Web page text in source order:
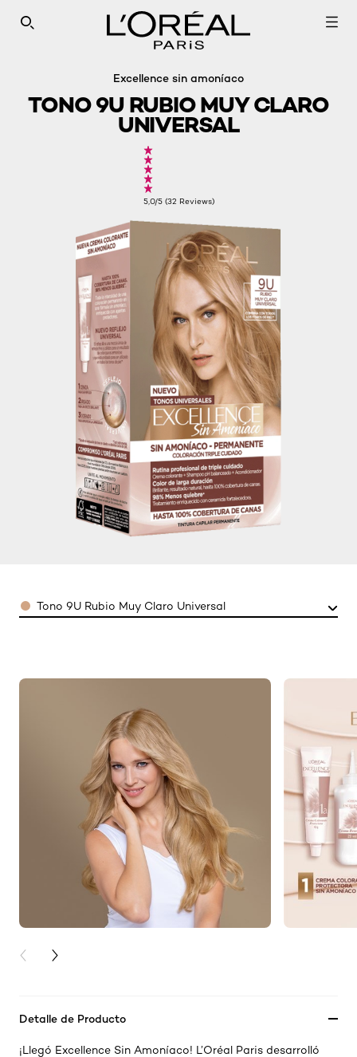
SEARCH THIS SITE
Excellence sin amoníaco
TONO 9U RUBIO MUY CLARO
UNIVERSAL
5,0/5 (32 Reviews)
ColorTono 9U Rubio Muy Claro Universal
PREVIOUS CARD
NEXT CARD
Detalle de Producto
¡Llegó Excellence Sin Amoníaco! L’Oréal Paris desarrolló